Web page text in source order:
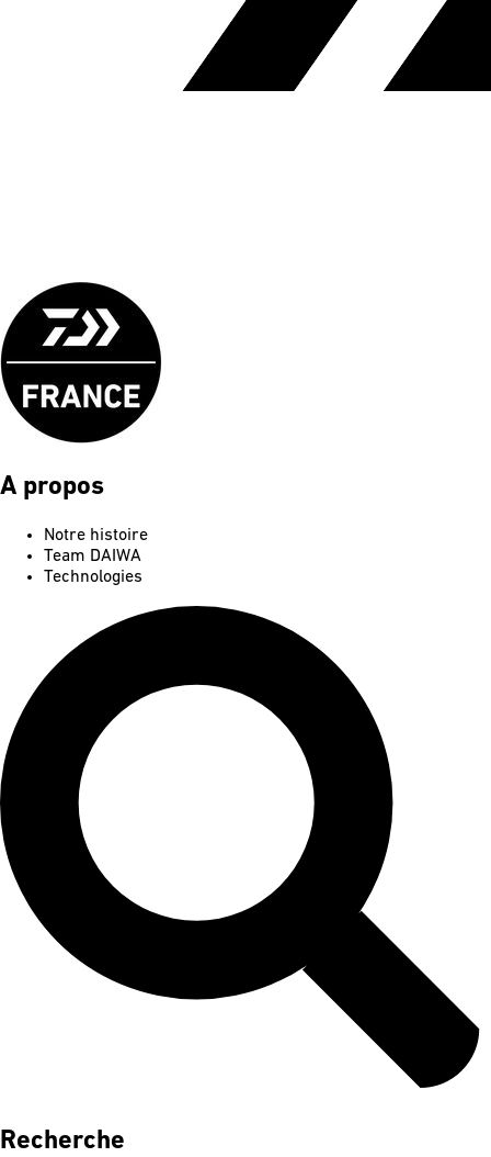
A propos
Notre histoire
Team DAIWA
Technologies
Recherche